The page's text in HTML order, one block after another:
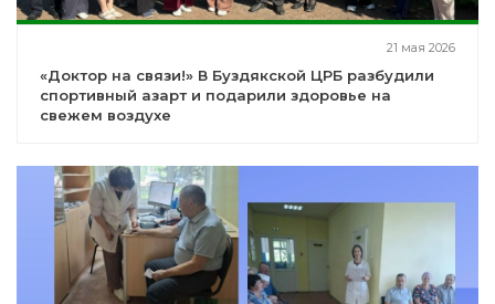
21 мая 2026
️«Доктор на связи!» В Буздякской ЦРБ разбудили
спортивный азарт и подарили здоровье на
свежем воздухе